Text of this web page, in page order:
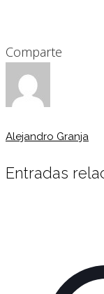
Comparte
Alejandro Granja
Entradas